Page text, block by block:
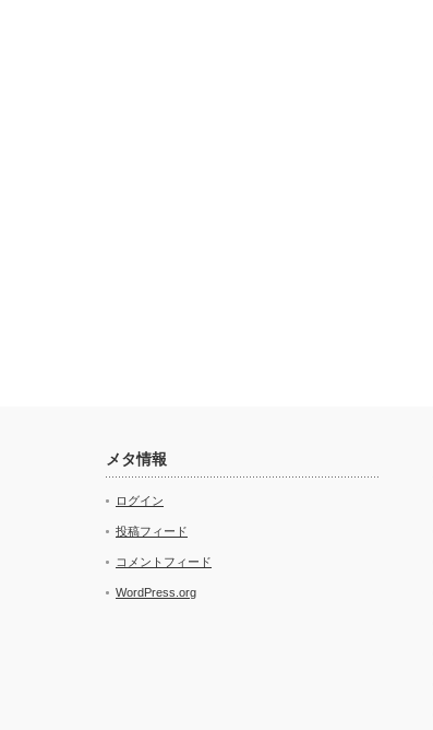
メタ情報
ログイン
投稿フィード
コメントフィード
WordPress.org